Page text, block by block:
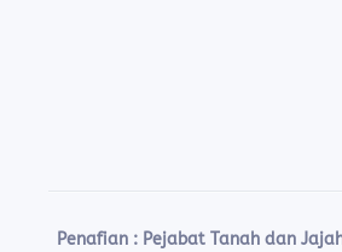
Penafian : Pejabat Tanah dan